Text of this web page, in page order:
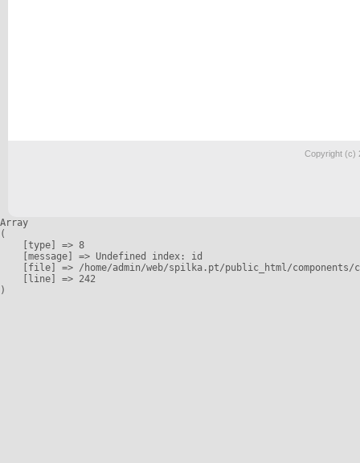
Copyright (c)
Array
(
    [type] => 8
    [message] => Undefined index: id
[file] => /home/admin/web/spilka.pt/public_html/
    [line] => 242